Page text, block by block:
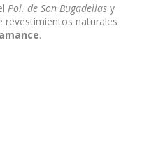
Pol. de Son Bugadellas y
revestimientos naturales
.